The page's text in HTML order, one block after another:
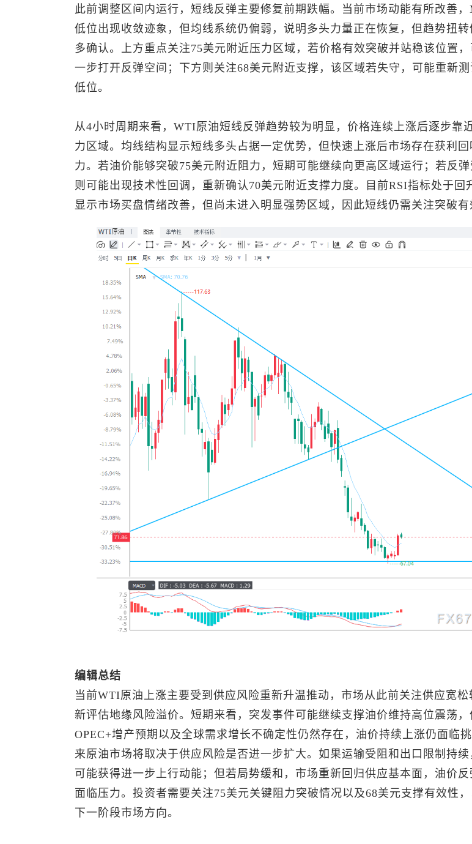
此前调整区间内运行，短线反弹主要修复前期跌幅。当前市场动能有所改善
低位出现收敛迹象，但均线系统仍偏弱，说明多头力量正在恢复，但趋势扭转
多确认。上方重点关注75美元附近压力区域，若价格有效突破并站稳该位置，
一步打开反弹空间；下方则关注68美元附近支撑，该区域若失守，可能重新测
低位。
从4小时周期来看，WTI原油短线反弹趋势较为明显，价格连续上涨后逐步靠
力区域。均线结构显示短线多头占据一定优势，但快速上涨后市场存在获利回
力。若油价能够突破75美元附近阻力，短期可能继续向更高区域运行；若反弹
则可能出现技术性回调，重新确认70美元附近支撑力度。目前RSI指标处于回
显示市场买盘情绪改善，但尚未进入明显强势区域，因此短线仍需关注突破有
编辑总结
当前WTI原油上涨主要受到供应风险重新升温推动，市场从此前关注供应宽松
新评估地缘风险溢价。短期来看，突发事件可能继续支撑油价维持高位震荡，
OPEC+增产预期以及全球需求增长不确定性仍然存在，油价持续上涨仍面临
来原油市场将取决于供应风险是否进一步扩大。如果运输受阻和出口限制持续
可能获得进一步上行动能；但若局势缓和，市场重新回归供应基本面，油价反
面临压力。投资者需要关注75美元关键阻力突破情况以及68美元支撑有效性
下一阶段市场方向。